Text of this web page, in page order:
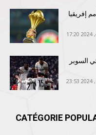
إفريقيا
السوبر
CATÉGORIE